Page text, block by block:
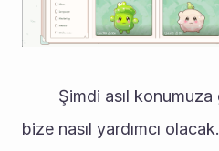
bize nasıl yardımcı